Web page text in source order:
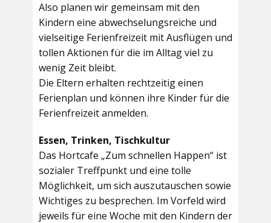
Also planen wir gemeinsam mit den
Kindern eine abwechselungsreiche und
vielseitige Ferienfreizeit mit Ausflügen und
tollen Aktionen für die im Alltag viel zu
wenig Zeit bleibt.
Die Eltern erhalten rechtzeitig einen
Ferienplan und können ihre Kinder für die
Ferienfreizeit anmelden.
Essen, Trinken, Tischkultur
Das Hortcafe „Zum schnellen Happen“ ist
sozialer Treffpunkt und eine tolle
Möglichkeit, um sich auszutauschen sowie
Wichtiges zu besprechen. Im Vorfeld wird
jeweils für eine Woche mit den Kindern der